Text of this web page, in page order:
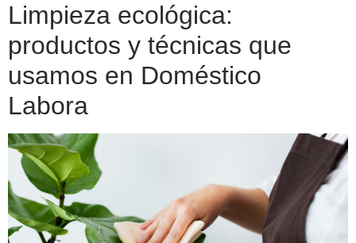
Limpieza ecológica:
productos y técnicas que
usamos en Doméstico
Labora